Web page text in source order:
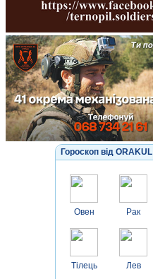
Гороскоп від ORAKUL
Овен
Тілець
Рак
Лев